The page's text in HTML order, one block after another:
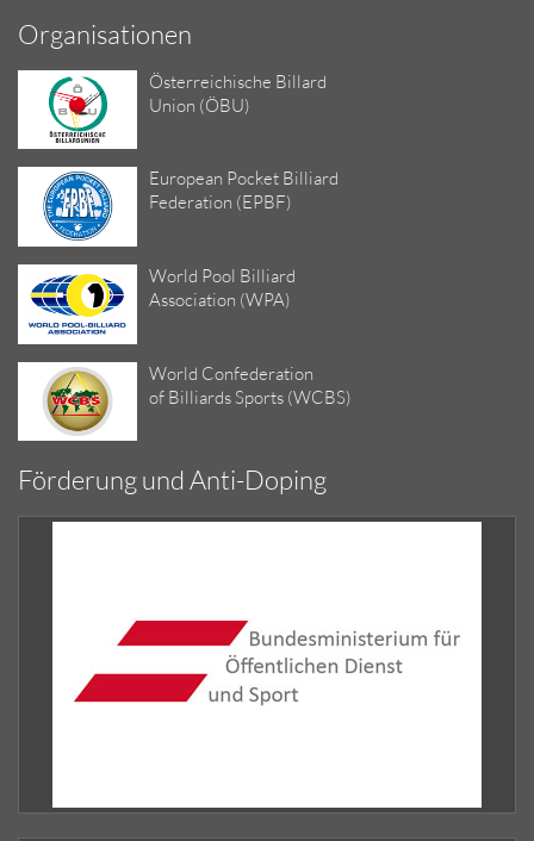
Organisationen
Österreichische Billard
Union (ÖBU)
European Pocket Billiard
Federation (EPBF)
World Pool Billiard
Association (WPA)
World Confederation
of Billiards Sports (WCBS)
Förderung und Anti-Doping